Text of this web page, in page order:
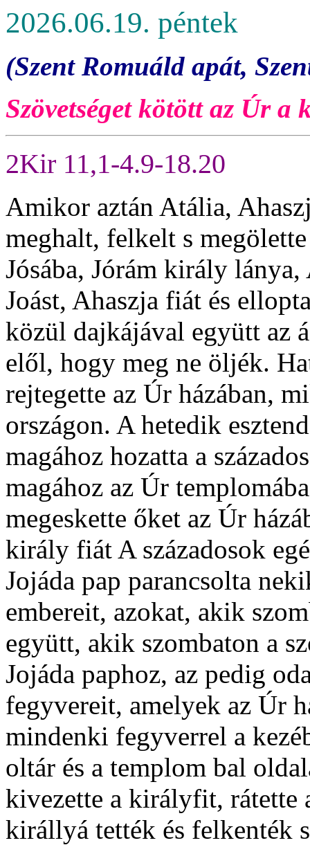
2026.06.19. péntek
(Szent Romuáld apát,
Szövetséget kötött az Úr a
2Kir 11,1-4.9-18.20
Amikor aztán Atália,
meghalt, felkelt s
Jósába, Jórám király
Joást, Ahaszja fiát és
közül dajkájával együtt az
elől, hogy meg ne öljék.
rejtegette az Úr házában,
országon. A hetedik
magához hozatta a
magához az Úr
megeskette őket az Úr
király fiát A századosok
Jojáda pap parancsolta
embereit, azokat, akik
együtt, akik szombaton a
Jojáda paphoz, az pedig
fegyvereit, amelyek az Úr
mindenki fegyverrel a
oltár és a templom bal
kivezette a királyfit, rátette
királlyá tették és felkenték